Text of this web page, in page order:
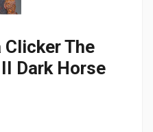
The
Dark Horse